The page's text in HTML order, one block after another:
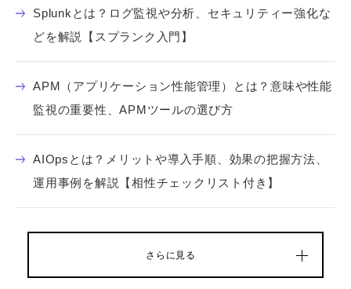
Splunkとは？ログ監視や分析、セキュリティー強化な
どを解説【スプランク入門】
APM（アプリケーション性能管理）とは？意味や性能
監視の重要性、APMツールの選び方
AIOpsとは？メリットや導入手順、効果の把握方法、
運用事例を解説【相性チェックリスト付き】
さらに見る